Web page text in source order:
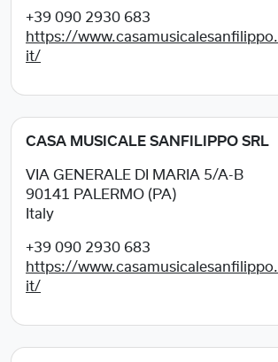
+39 090 2930 683
https://www.casamusicalesanfilippo.
it/
CASA MUSICALE SANFILIPPO SRL
VIA GENERALE DI MARIA 5/A-B
90141
PALERMO (PA)
Italy
+39 090 2930 683
https://www.casamusicalesanfilippo.
it/